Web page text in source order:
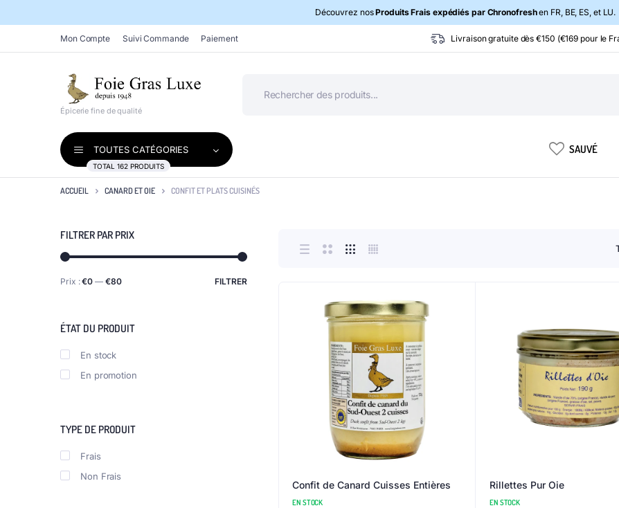
Découvrez nosProduits Frais expédiés par Chronofreshen FR, BE, ES, et LU.
Mon Compte Suivi Commande Paiement Livraison gratuite dès €150 (€169 pour le
Épicerie fine de qualité
TOUTES CATÉGORIES
TOTAL 162 PRODUITS
SAUVÉ
ACCUEIL CANARD ET OIE CONFIT ET PLATS CUISINÉS
Confit de Canard Cuisses Entières
EN STOCK
Rillettes Pur Oie
EN STOCK
FILTRER PAR PRIX
FILTRER
Prix :€0 — €80
ÉTAT DU PRODUIT
En stock
En promotion
TYPE DE PRODUIT
Frais
Non Frais